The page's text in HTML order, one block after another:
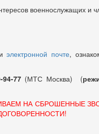
военнослужащих и
электронной почте,
94-77 (МТС Москва) (
НА СБРОШЕННЫЕ